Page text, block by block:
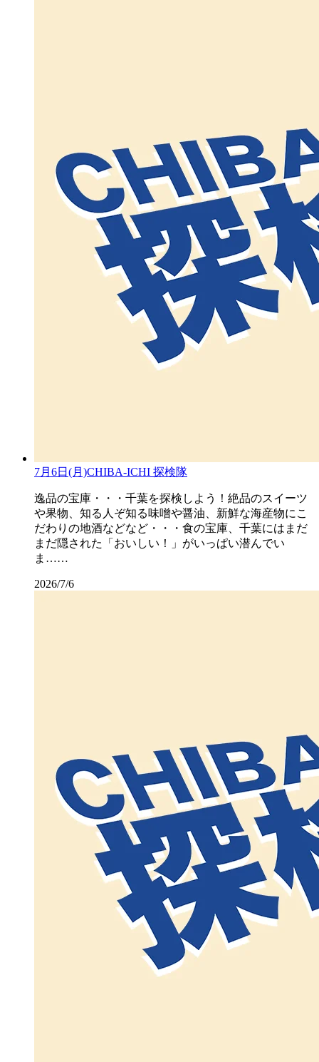
7月6日(月)CHIBA-ICHI 探検隊
逸品の宝庫・・・千葉を探検しよう！絶品のスイーツ
や果物、知る人ぞ知る味噌や醤油、新鮮な海産物にこ
だわりの地酒などなど・・・食の宝庫、千葉にはまだ
まだ隠された「おいしい！」がいっぱい潜んでい
ま……
2026/7/6